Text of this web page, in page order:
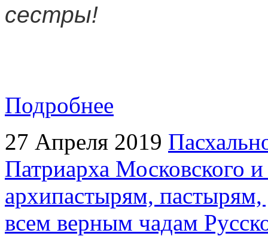
сестры!
Подробнее
27 Апреля 2019
Патриарха Московского
архипастырям,
всем верным чадам